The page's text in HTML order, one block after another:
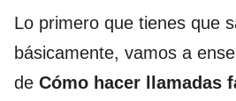
Lo primero que tienes que
básicamente, vamos a
de Cómo hacer llamadas